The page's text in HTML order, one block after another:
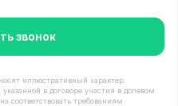
звонок
иллюстративный характер.
в договоре участия в долевом
соответствовать требованиям